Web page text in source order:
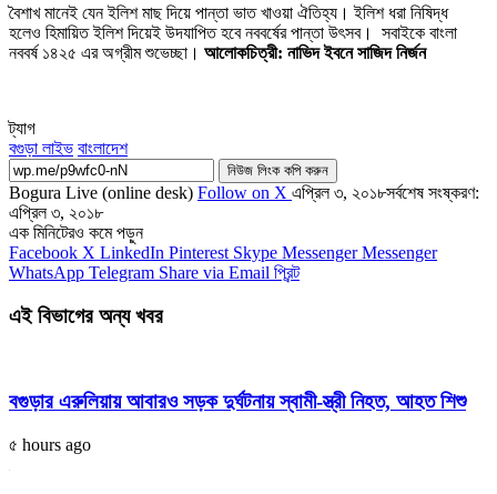
বৈশাখ মানেই যেন ইলিশ মাছ দিয়ে পান্তা ভাত খাওয়া ঐতিহ্য। ইলিশ ধরা নিষিদ্ধ
হলেও হিমায়িত ইলিশ দিয়েই উদযাপিত হবে নববর্ষের পান্তা উৎসব। সবাইকে বাংলা
নববর্ষ ১৪২৫ এর অগ্রীম শুভেচ্ছা। আলোকচিত্রী: নাভিদ ইবনে সাজিদ নির্জন
ট্যাগ
বগুড়া লাইভ বাংলাদেশ
নিউজ লিংক কপি করুন
Bogura Live (online desk) Follow on X এপ্রিল ৩, ২০১৮সর্বশেষ সংষ্করণ:
এপ্রিল ৩, ২০১৮
এক মিনিটেরও কমে পড়ুন
Facebook X LinkedIn Pinterest Skype Messenger Messenger
WhatsApp Telegram Share via Email প্রিন্ট
এই বিভাগের অন্য খবর
বগুড়ার এরুলিয়ায় আবারও সড়ক দুর্ঘটনায় স্বামী-স্ত্রী নিহত, আহত শিশু
৫ hours ago